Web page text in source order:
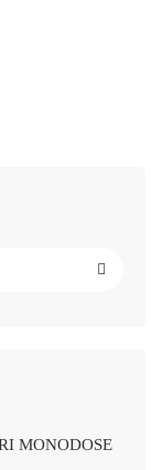
MONODOSE